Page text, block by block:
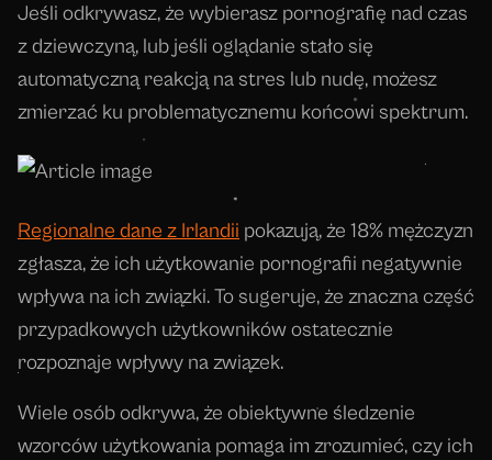
Jeśli odkrywasz, że wybierasz pornografię nad czas
z dziewczyną, lub jeśli oglądanie stało się
automatyczną reakcją na stres lub nudę, możesz
zmierzać ku problematycznemu końcowi spektrum.
Regionalne dane z Irlandii pokazują, że 18% mężczyzn
zgłasza, że ich użytkowanie pornografii negatywnie
wpływa na ich związki. To sugeruje, że znaczna część
przypadkowych użytkowników ostatecznie
rozpoznaje wpływy na związek.
Wiele osób odkrywa, że obiektywne śledzenie
wzorców użytkowania pomaga im zrozumieć, czy ich